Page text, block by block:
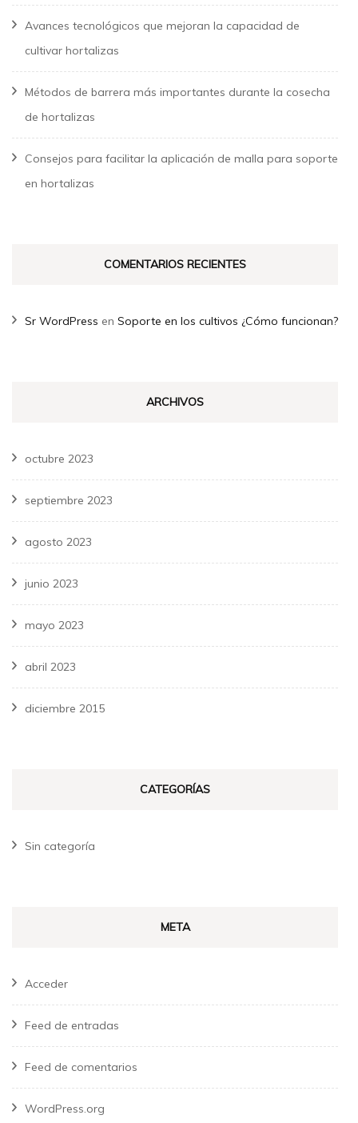
Avances tecnológicos que mejoran la capacidad de
cultivar hortalizas
Métodos de barrera más importantes durante la cosecha
de hortalizas
Consejos para facilitar la aplicación de malla para soporte
en hortalizas
COMENTARIOS RECIENTES
Sr WordPress en Soporte en los cultivos ¿Cómo funcionan?
ARCHIVOS
octubre 2023
septiembre 2023
agosto 2023
junio 2023
mayo 2023
abril 2023
diciembre 2015
CATEGORÍAS
Sin categoría
META
Acceder
Feed de entradas
Feed de comentarios
WordPress.org